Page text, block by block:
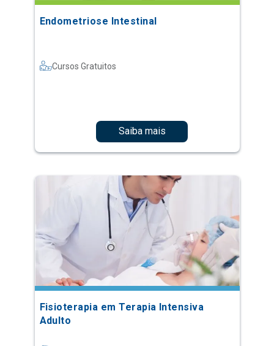
Endometriose Intestinal
Cursos Gratuitos
Saiba mais
Fisioterapia em Terapia Intensiva
Adulto